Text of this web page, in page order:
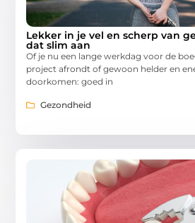
Lekker in je vel en scherp van
dat slim aan
Of je nu een lange werkdag voor de
project afrondt of gewoon helder en
doorkomen: goed in
Gezondheid